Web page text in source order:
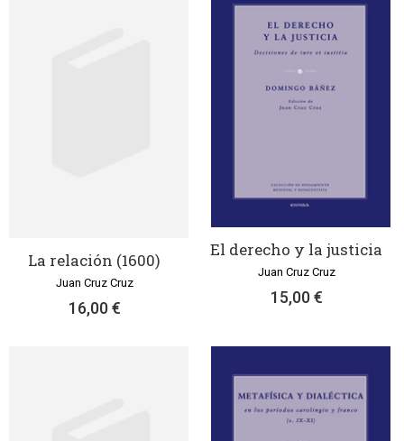
La relación (1600)
Juan Cruz Cruz
16,00 €
El derecho y la justicia
Juan Cruz Cruz
15,00 €